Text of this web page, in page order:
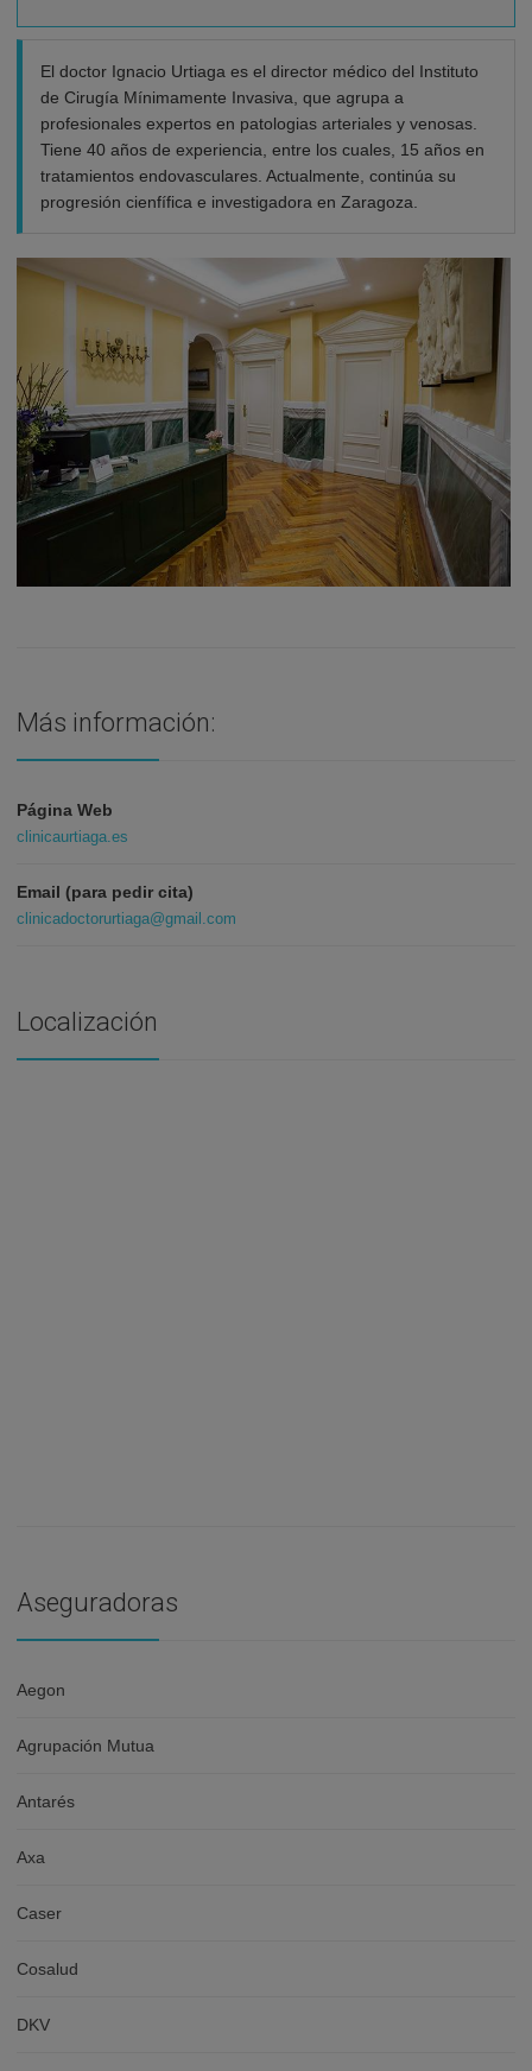
El doctor Ignacio Urtiaga es el director médico del Instituto
de Cirugía Mínimamente Invasiva, que agrupa a
profesionales expertos en patologias arteriales y venosas.
Tiene 40 años de experiencia, entre los cuales, 15 años en
tratamientos endovasculares. Actualmente, continúa su
progresión cienfífica e investigadora en Zaragoza.
Más información:
Página Web
clinicaurtiaga.es
Email (para pedir cita)
clinicadoctorurtiaga@gmail.com
Localización
Aseguradoras
Aegon
Agrupación Mutua
Antarés
Axa
Caser
Cosalud
DKV